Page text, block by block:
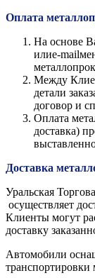
Оплата
На основе
илиe-
Между
детали
договор и
Оплата
доставка)
Доставка
Уральская
осуществляет
Клиенты могут
доставку
Автомобили
транспортировки